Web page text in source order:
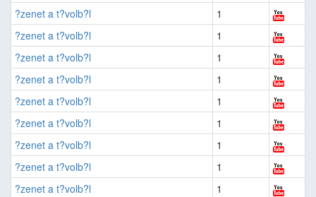
?zenet a t?volb?l
1
?zenet a t?volb?l
1
?zenet a t?volb?l
1
?zenet a t?volb?l
1
?zenet a t?volb?l
1
?zenet a t?volb?l
1
?zenet a t?volb?l
1
?zenet a t?volb?l
1
?zenet a t?volb?l
1